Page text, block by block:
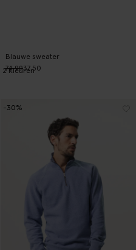
Blauwe sweater
74.9937.50
2Kleuren
-30%